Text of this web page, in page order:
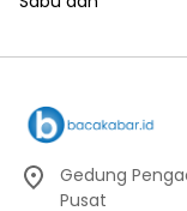
Gedung
Pusat